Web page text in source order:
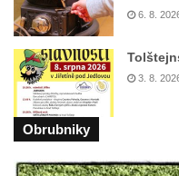
Budějovicích
Sochy brouků u
Budějovicích
Socha svatého
nádvoří kláštera
Budějovicích
Socha svatého
6. 8.
3. 8.
Obrubniky